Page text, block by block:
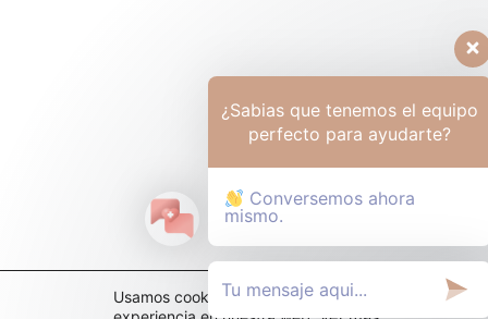
Usamos cookies para ofrecerte la mejor
¿Sabias que tenemos el equipo
perfecto para ayudarte?
Conversemos ahora
mismo.